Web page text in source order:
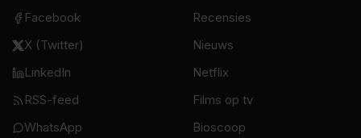
Facebook
X (Twitter)
LinkedIn
RSS-feed
WhatsApp
Recensies
Nieuws
Netflix
Films op tv
Bioscoop